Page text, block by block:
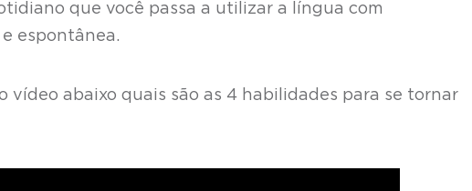
que você passa a utilizar a língua com
espontânea.
vídeo abaixo quais são as 4 habilidades para se tornar